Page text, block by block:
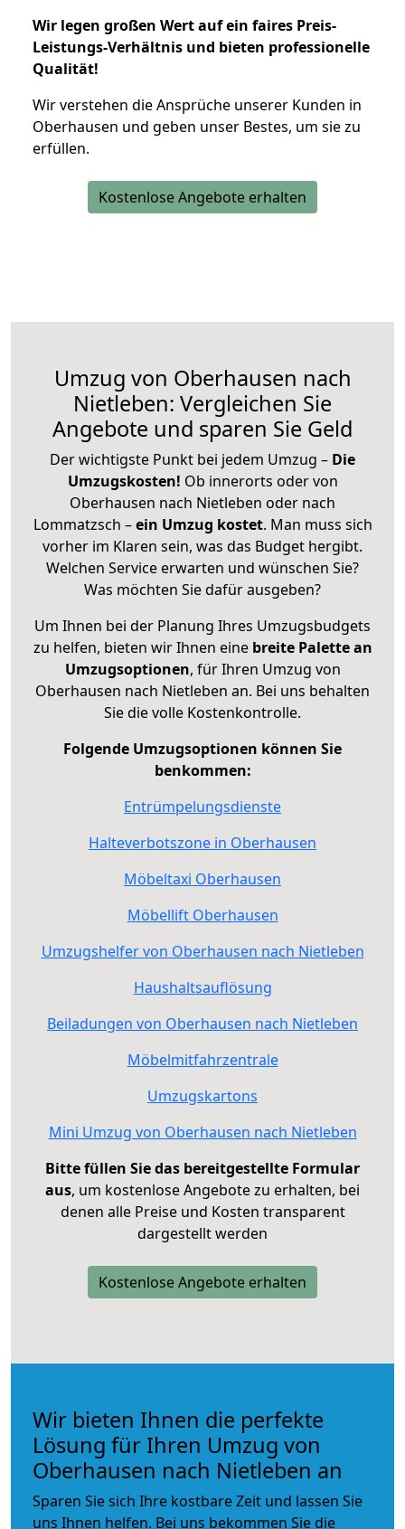
Wir legen großen Wert auf ein faires Preis-
Leistungs-Verhältnis und bieten professionelle
Qualität!
Wir verstehen die Ansprüche unserer Kunden in
Oberhausen und geben unser Bestes, um sie zu
erfüllen.
Kostenlose Angebote erhalten
Umzug von Oberhausen nach
Nietleben: Vergleichen Sie
Angebote und sparen Sie Geld
Der wichtigste Punkt bei jedem Umzug – Die
Umzugskosten! Ob innerorts oder von
Oberhausen nach Nietleben oder nach
Lommatzsch –ein Umzug kostet. Man muss sich
vorher im Klaren sein, was das Budget hergibt.
Welchen Service erwarten und wünschen Sie?
Was möchten Sie dafür ausgeben?
Um Ihnen bei der Planung Ihres Umzugsbudgets
zu helfen, bieten wir Ihnen eine breite Palette an
Umzugsoptionen, für Ihren Umzug von
Oberhausen nach Nietleben an. Bei uns behalten
Sie die volle Kostenkontrolle.
Folgende Umzugsoptionen können Sie
benkommen:
Entrümpelungsdienste
Halteverbotszone in Oberhausen
Möbeltaxi Oberhausen
Möbellift Oberhausen
Umzugshelfer von Oberhausen nach Nietleben
Haushaltsauflösung
Beiladungen von Oberhausen nach Nietleben
Möbelmitfahrzentrale
Umzugskartons
Mini Umzug von Oberhausen nach Nietleben
Bitte füllen Sie das bereitgestellte Formular
aus, um kostenlose Angebote zu erhalten, bei
denen alle Preise und Kosten transparent
dargestellt werden
Kostenlose Angebote erhalten
Wir bieten Ihnen die perfekte
Lösung für Ihren Umzug von
Oberhausen nach Nietleben an
Sparen Sie sich Ihre kostbare Zeit und lassen Sie
uns Ihnen helfen. Bei uns bekommen Sie die